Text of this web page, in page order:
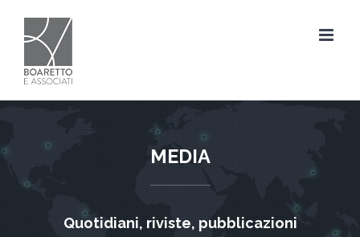
contenuto
MEDIA
Quotidiani, riviste, pubblicazioni